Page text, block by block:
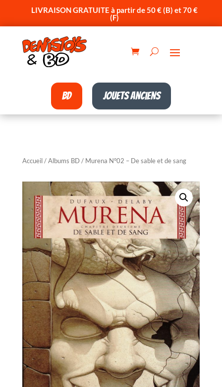
LIVRAISON GRATUITE à partir de 50 € (B) et 70 €
(F)
BD Jouets anciens
Accueil/Albums BD / Murena N°02 – De sable et de sang